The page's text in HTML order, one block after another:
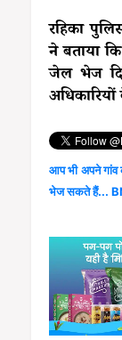
रहिका
ने बताया
जेल भेज
आप भी अपने
भेज सकते हैं...